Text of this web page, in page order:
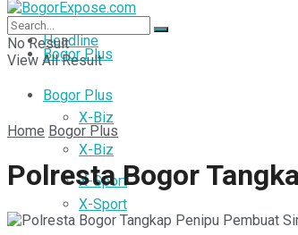
Bogor Plus
X-Biz
X-Sport
Headline
Bogor Plus
X-Biz
X-Sport
No Result
View All Result
Home Bogor Plus
Polresta Bogor